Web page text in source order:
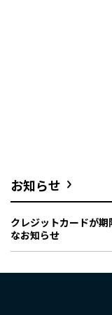
お知らせ
クレジットカードが
なお知らせ